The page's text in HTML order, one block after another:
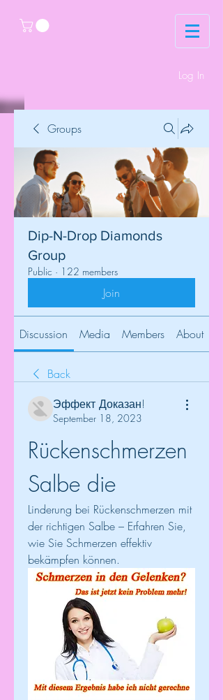
Log In
Groups
Dip-N-Drop Diamonds
Group
Public · 122 members
Join
Discussion Media Members About
Back
Эффект Доказан!
September 18, 2023
Rückenschmerzen
Salbe die
Linderung bei Rückenschmerzen mit
der richtigen Salbe – Erfahren Sie,
wie Sie Schmerzen effektiv
bekämpfen können.